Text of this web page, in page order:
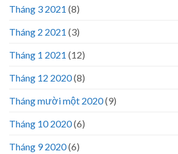
Tháng 3 2021 (8)
Tháng 2 2021 (3)
Tháng 1 2021 (12)
Tháng 12 2020(8)
Tháng mười một 2020(9)
Tháng 10 2020(6)
Tháng 9 2020(6)